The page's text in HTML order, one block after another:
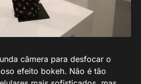
câmera para desfocar o
efeito bokeh. Não é tão